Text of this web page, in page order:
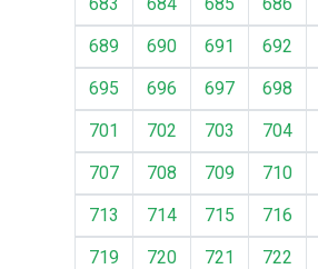
689
690 691 692
695
696 697 698
701
702 703 704
707
708 709 710
713
714 715 716
719
720 721 722